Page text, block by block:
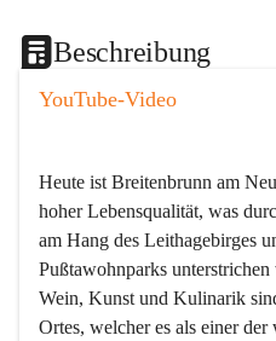
Beschreibung
YouTube-Video
Heute ist Breitenbrunn am
hoher Lebensqualität, was
am Hang des Leithagebirges
Pußtawohnparks
Wein, Kunst und Kulinarik
Ortes, welcher es als einer